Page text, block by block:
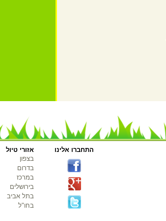
התחברו אלינו
אזורי טיול
בצפון
בדרום
במרכז
בירושלים
בתל אביב
בחו"ל